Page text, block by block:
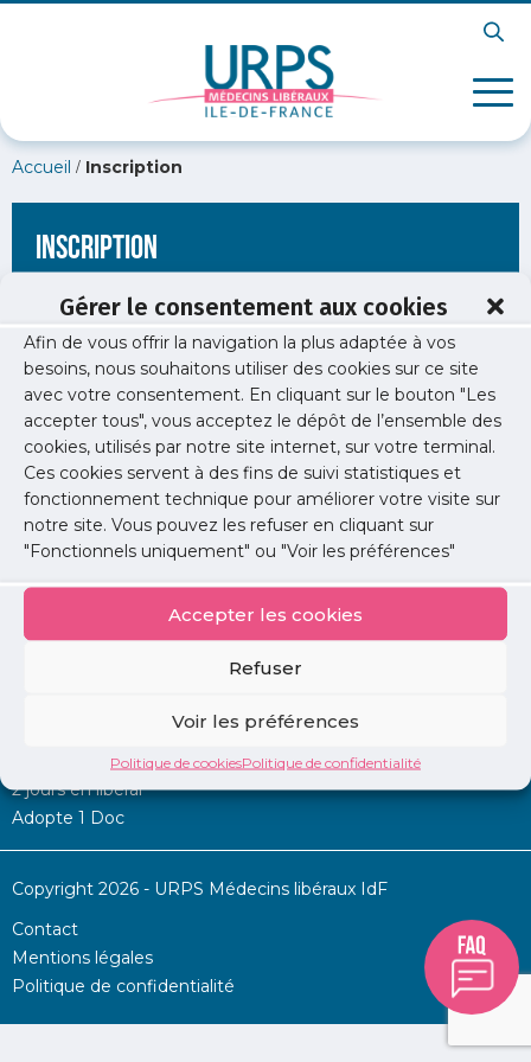
Gérer le consentement aux cookies
Afin de vous offrir la navigation la plus adaptée à vos
besoins, nous souhaitons utiliser des cookies sur ce site
avec votre consentement. En cliquant sur le bouton "Les
accepter tous", vous acceptez le dépôt de l’ensemble des
cookies, utilisés par notre site internet, sur votre terminal.
Ces cookies servent à des fins de suivi statistiques et
fonctionnement technique pour améliorer votre visite sur
notre site. Vous pouvez les refuser en cliquant sur
"Fonctionnels uniquement" ou "Voir les préférences"
Accepter les cookies
Refuser
Voir les préférences
Politique de cookiesPolitique de confidentialité
Accueil / Inscription
Inscription
[wppb-register form_name="inscription"
redirect_url="https://www.urps-med-idf.org/soiree-liberale-
psychiatrie/image-psy/"]
Permanence d’aide à l’installation
2 jours en libéral
Adopte 1 Doc
Copyright 2026 - URPS Médecins libéraux IdF
Contact
Mentions légales
Politique de confidentialité